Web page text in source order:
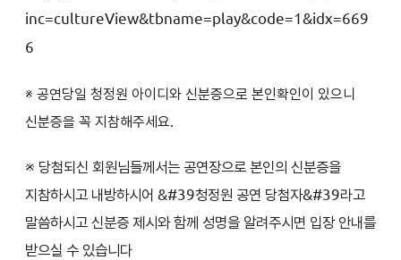
inc=cultureView&tbname=play&code=1&idx=669
6
※ 공연당일 청정원 아이디와 신분증으로 본인확인이 있으니
신분증을 꼭 지참해주세요.
※ 당첨되신 회원님들께서는 공연장으로 본인의 신분증을
지참하시고 내방하시어 &#39청정원 공연 당첨자&#39라고
말씀하시고 신분증 제시와 함께 성명을 알려주시면 입장 안내를
받으실 수 있습니다